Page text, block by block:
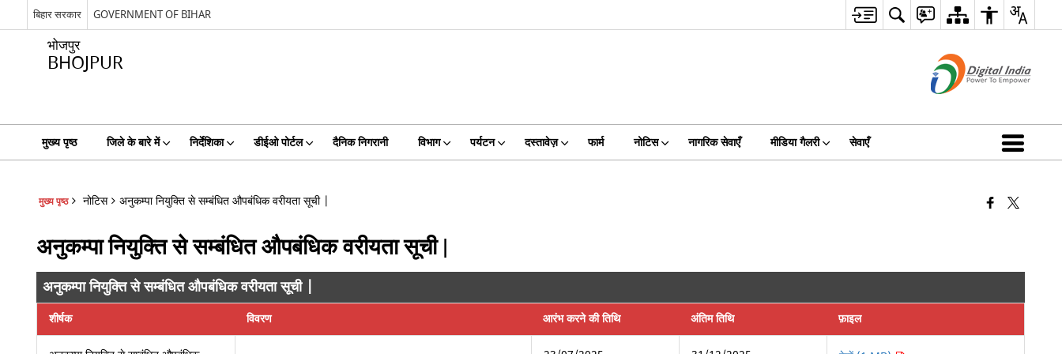
बिहार सरकार GOVERNMENT OF BIHAR
भोजपुर
BHOJPUR
मुख्य पृष्ठ जिले के बारे में निर्देशिका डीईओ पोर्टल दैनिक निगरानी विभाग पर्यटन दस्तावेज़ फार्म नोटिस नागरिक सेवाएँ मीडिया गैलरी सेवाएँ
मुख्य पृष्ठ नोटिस अनुकम्पा नियुक्ति से सम्बंधित औपबंधिक वरीयता सूची |
अनुकम्पा नियुक्ति से सम्बंधित औपबंधिक वरीयता सूची |
अनुकम्पा नियुक्ति से सम्बंधित औपबंधिक वरीयता सूची |
शीर्षक विवरण आरंभ करने की तिथि अंतिम तिथि फ़ाइल